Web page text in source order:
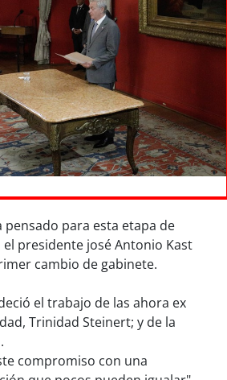
pensado para esta etapa de
presidente josé Antonio Kast
cambio de gabinete.
el trabajo de las ahora ex
Trinidad Steinert; y de la
compromiso con una